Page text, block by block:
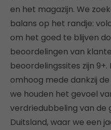
en het magazijn. We
balans op het randje:
om het goed te blijven
beoordelingen van
beoordelingssites zijn
omhoog mede dankzij
we houden het gevoel
verdriedubbeling van de
Duitsland, waar we een